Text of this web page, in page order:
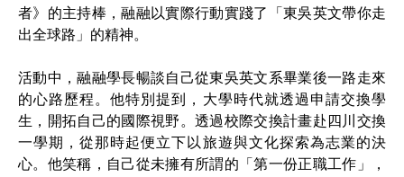
者》的主持棒，融融以實際行動實踐了「東吳英文帶你走
出全球路」的精神。
活動中，融融學長暢談自己從東吳英文系畢業後一路走來
的心路歷程。他特別提到，大學時代就透過申請交換學
生，開拓自己的國際視野。透過校際交換計畫赴四川交換
一學期，從那時起便立下以旅遊與文化探索為志業的決
心。他笑稱，自己從未擁有所謂的「第一份正職工作」，